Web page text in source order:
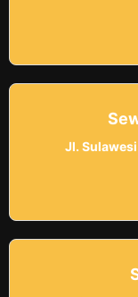
Jl.